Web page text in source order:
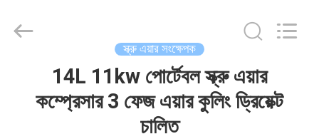
Machinery
স্ক্রু এয়ার সংক্ষেপক
14L 11kw পোর্টেবল স্ক্রু এয়ার
কম্প্রেসার 3 ফেজ এয়ার কুলিং ড্রিয়েক্ট
চালিত